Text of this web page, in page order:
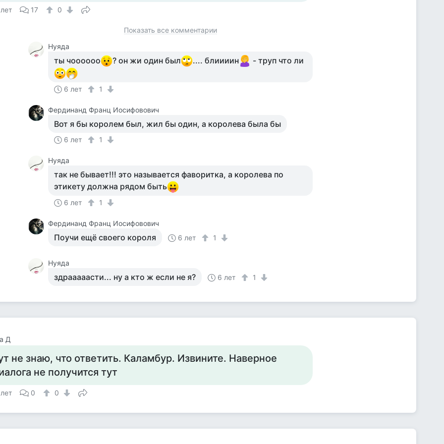
17 0
Показать все комментарии
Нуяда
ты чоооооо ? он жи один был .... блиииин - труп что ли
6 лет 1
Фердинанд Франц Иосифовович
Вот я бы королем был, жил бы один, а королева была бы
6 лет 1
Нуяда
так не бывает!!! это называется фаворитка, а королева по
этикету должна рядом быть
6 лет 1
Фердинанд Франц Иосифовович
Поучи ещё своего короля 6 лет 1
Нуяда
здрааааасти... ну а кто ж если не я? 6 лет 1
Д
не знаю, что ответить. Каламбур. Извините. Наверное
не получится тут
0 0